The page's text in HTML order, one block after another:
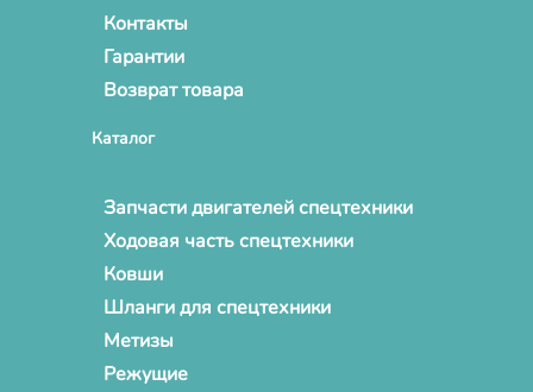
Контакты
Гарантии
Возврат товара
Каталог
Запчасти двигателей спецтехники
Ходовая часть спецтехники
Ковши
Шланги для спецтехники
Метизы
Режущие